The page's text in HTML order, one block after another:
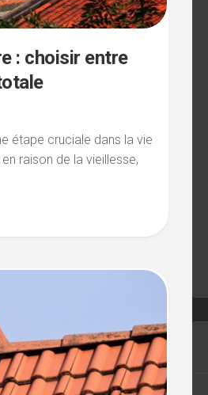
: choisir entre
étape cruciale dans la vie
raison de la vieillesse,